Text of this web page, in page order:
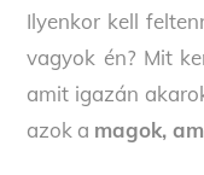
Ilyenkor kell
vagyok én? Mit
amit igazán
azok a magok,